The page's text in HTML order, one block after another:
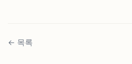
← 목록